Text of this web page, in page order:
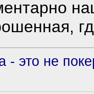
- это не